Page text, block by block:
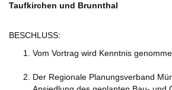
Taufkirchen und Brunnthal
BESCHLUSS:
Vom Vortrag wird Kenntnis
Der Regionale Planungsverband